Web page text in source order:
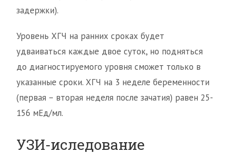
задержки).
Уровень ХГЧ на ранних сроках будет
удваиваться каждые двое суток, но подняться
до диагностируемого уровня сможет только в
указанные сроки. ХГЧ на 3 неделе беременности
(первая – вторая неделя после зачатия) равен 25-
156 мЕд/мл.
УЗИ-иследование